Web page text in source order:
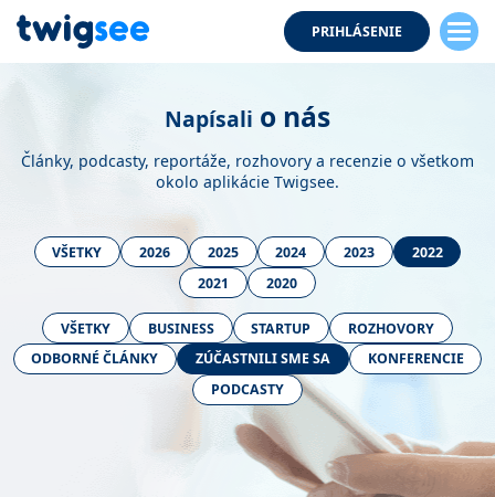
PRIHLÁSENIE
Napísali o nás
Články, podcasty, reportáže, rozhovory a recenzie o všetkom
okolo aplikácie Twigsee.
VŠETKY 2026 2025 2024 2023
2022
2021
2020
VŠETKY BUSINESS STARTUP
ROZHOVORY
ODBORNÉ ČLÁNKY
ZÚČASTNILI SME SA
KONFERENCIE
PODCASTY